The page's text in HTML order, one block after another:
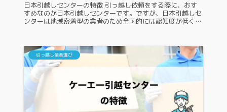
日本引越しセンターの特徴 引っ越し依頼をする際に、おす
すめなのが日本引越しセンターです。ですが、日本引越しセ
ンターは地域密着型の業者のため全国的には認知度が低く、
引っ越し業者選び